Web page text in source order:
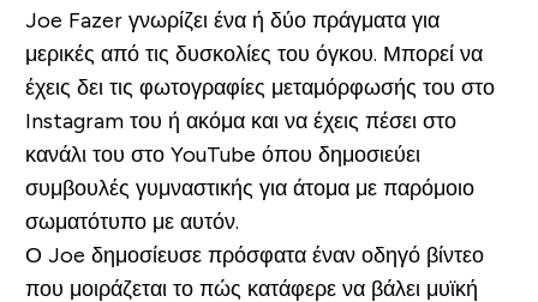
Joe Fazer γνωρίζει ένα ή δύο πράγματα για
μερικές από τις δυσκολίες του όγκου. Μπορεί να
έχεις δει τις φωτογραφίες μεταμόρφωσής του στο
Instagram του ή ακόμα και να έχεις πέσει στο
κανάλι του στο YouTube όπου δημοσιεύει
συμβουλές γυμναστικής για άτομα με παρόμοιο
σωματότυπο με αυτόν.
Ο Joe δημοσίευσε πρόσφατα έναν οδηγό βίντεο
που μοιράζεται το πώς κατάφερε να βάλει μυϊκή